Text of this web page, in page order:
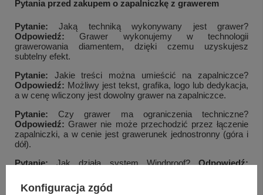
Pytania przed zakupem o zapalniczkę z grawerem
Pytanie: Jaką techniką wykonywany jest grawer?
Odpowiedź: Grawer wykonujemy w technologii
grawerowania diamentem, dzięki czemu uzyskujesz
subtelny efekt.
Pytanie: Jakie treści można umieścić na zapalniczce?
Odpowiedź: Możliwy jest tekst, grafika, logo lub dedykacja,
a w cenę wliczony jest dowolny grawer na zapalniczce.
Pytanie: Czy grawer ma ograniczenia techniczne?
Odpowiedź: Grawer nie może przechodzić przez łączenie
zapalniczki, a w cenie jest grawerunek jednostronny (góra i
dół).
Pytanie:Jak działa system Windproof?Odpowiedź:
wietrze, ponieważ płomień nie gaśnie.
Konfiguracja zgód